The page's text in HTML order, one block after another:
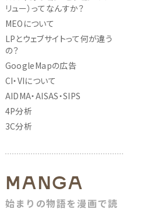
リュー）ってなんすか？
MEOについて
LPとウェブサイトって何が違う
の？
GoogleMapの広告
CI・VIについて
AIDMA・AISAS・SIPS
4P分析
3C分析
MANGA
始まりの物語を漫画で読